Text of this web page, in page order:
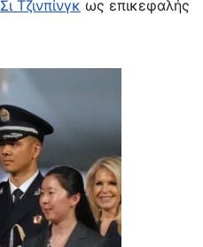
Σι Τζινπίνγκ ως επικεφαλής